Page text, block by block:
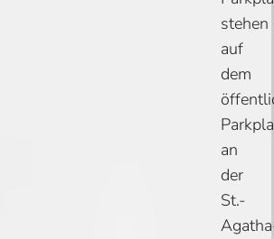
stehen
auf
dem
an
der
St.-